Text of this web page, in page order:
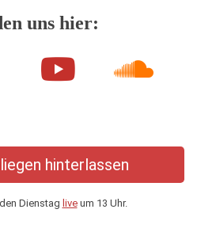
uns hier:
hinterlassen
Dienstag liveum 13 Uhr.